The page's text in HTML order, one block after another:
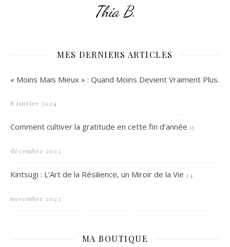
Thia B.
MES DERNIERS ARTICLES
« Moins Mais Mieux » : Quand Moins Devient Vraiment Plus.
8 janvier 2024
Comment cultiver la gratitude en cette fin d’année 15
décembre 2023
Kintsugi : L’Art de la Résilience, un Miroir de la Vie 24
novembre 2023
MA BOUTIQUE